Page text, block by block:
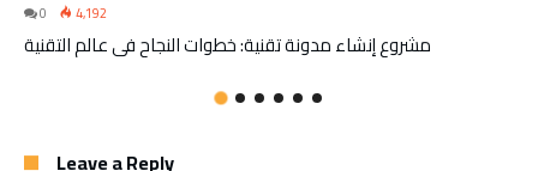
0 4,192
مشروع إنشاء مدونة تقنية: خطوات النجاح في عالم التقنية
Leave a Reply